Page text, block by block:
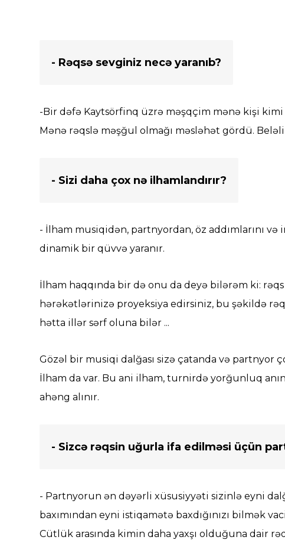
- Rəqsə sevginiz necə yaranıb?
-Bir dəfə Kaytsörfinq üzrə məşqçim mənə kişi
Mənə rəqslə məşğul olmağı məsləhət gördü.
- Sizi daha çox nə ilhamlandırır?
- İlham musiqidən, partnyordan, öz addımlarını
dinamik bir qüvvə yaranır.
İlham haqqında bir də onu da deyə bilərəm ki:
hərəkətlərinizə proyeksiya edirsiniz, bu şəkildə
hətta illər sərf oluna bilər ...
Gözəl bir musiqi dalğası sizə çatanda və partnyor
İlham da var. Bu ani ilham, turnirdə yorğunluq
ahəng alınır.
- Sizcə rəqsin uğurla ifa edilməsi üçün
- Partnyorun ən dəyərli xüsusiyyəti sizinlə eyni
baxımından eyni istiqamətə baxdığınızı bilmək
Cütlük arasında kimin daha yaxşı olduğuna dair